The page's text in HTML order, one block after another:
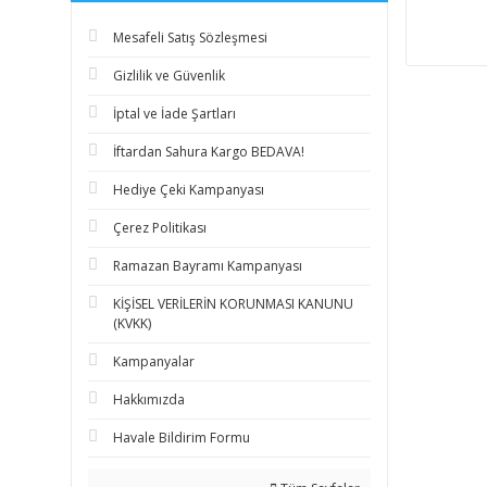
Mesafeli Satış Sözleşmesi
Gizlilik ve Güvenlik
İptal ve İade Şartları
İftardan Sahura Kargo BEDAVA!
Hediye Çeki Kampanyası
Çerez Politikası
Ramazan Bayramı Kampanyası
KİŞİSEL VERİLERİN KORUNMASI KANUNU
(KVKK)
Kampanyalar
Hakkımızda
Havale Bildirim Formu